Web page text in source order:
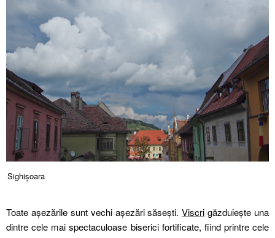
Sighișoara
Toate așezările sunt vechi așezări săsești.Viscri găzduiește una
dintre cele mai spectaculoase biserici fortificate, fiind printre cele